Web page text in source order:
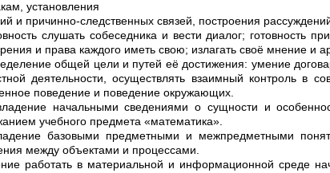
установления
и причинно-следственных связей, построения
слушать собеседника и вести диалог; готовность
и права каждого иметь свою; излагать своё мнение и
общей цели и путей её достижения: умение
деятельности, осуществлять взаимный контроль в
поведение и поведение окружающих.
начальными сведениями о сущности и
учебного предмета «математика».
базовыми предметными и межпредметными
между объектами и процессами.
работать в материальной и информационной среде